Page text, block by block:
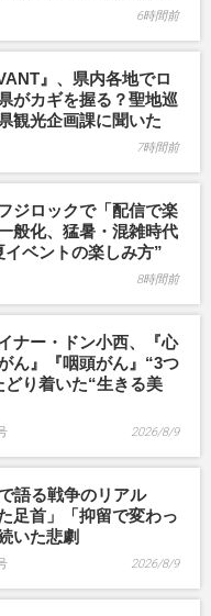
6時間前
』、県内各地でロ
がカギを握る？聖地巡
観光企画課に聞いた
7時間前
ジロックで「配信で楽
般化、猛暑・混雑時代
ベントの楽しみ方”
8時間前
ナー・ドン小西、『心
ん』『咽頭がん』“3つ
り着いた“生きる美
2026/8/9
語る戦争のリアル
足首」「抑留で変わっ
いた悲劇
2026/8/9